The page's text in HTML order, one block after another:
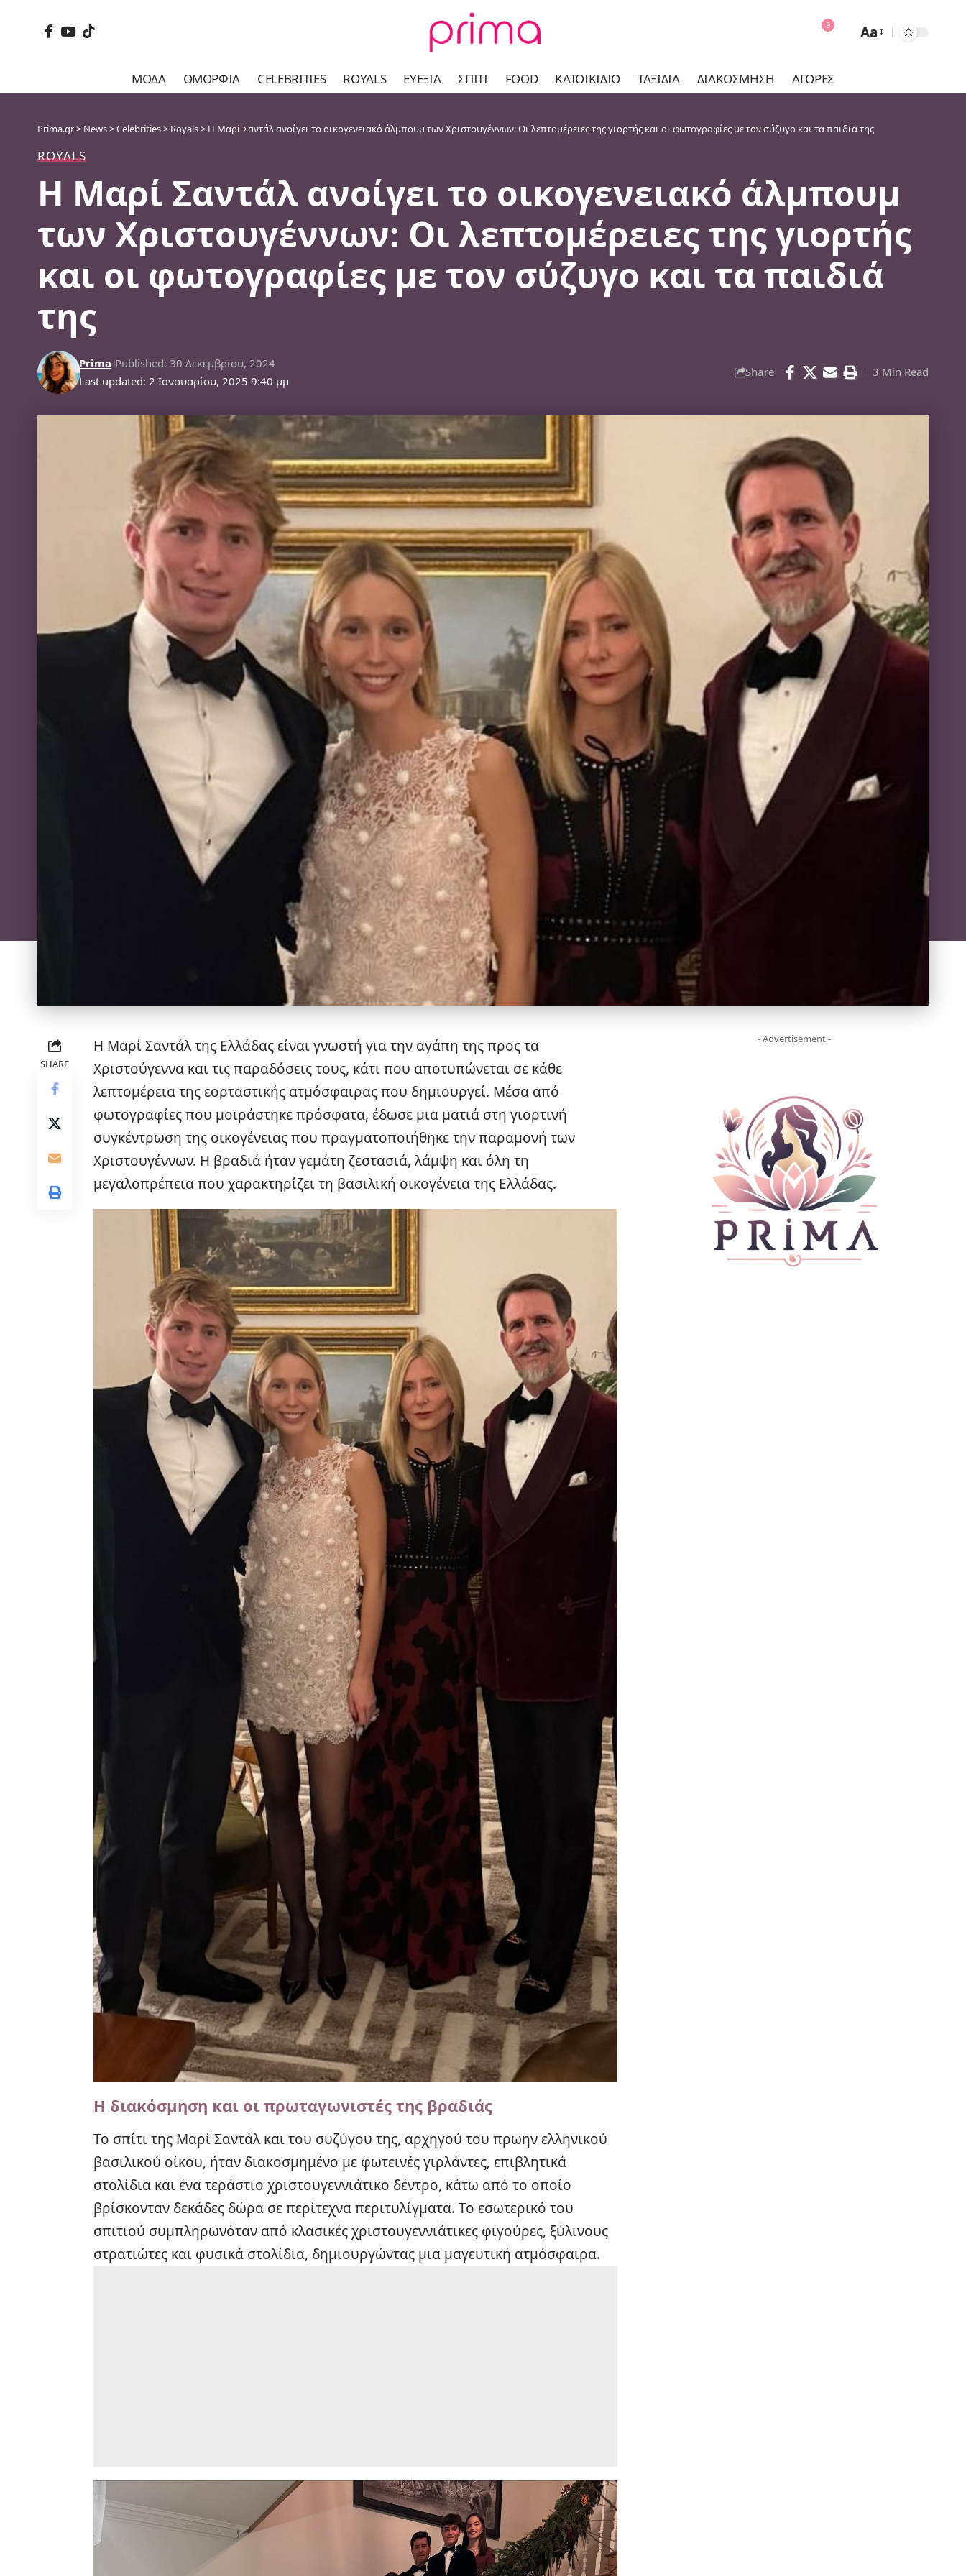
9
Font
Aa
ΜΌΔΑ ΟΜΟΡΦΙΆ CELEBRITIES ROYALS ΕΥΕΞΊΑ ΣΠΊΤΙ FOOD ΚΑΤΟΙΚΊΔΙΟ ΤΑΞΊΔΙΑ ΔΙΑΚΌΣΜΗΣΗ ΑΓΟΡΈΣ
Prima.gr> News>Celebrities> Royals> Η Μαρί Σαντάλ ανοίγει το οικογενειακό άλμπουμ των Χριστουγέννων: Οι λεπτομέρειες της γιορτής και οι φωτογραφίες με τον σύζυγο και τα παιδιά της
ROYALS
Η Μαρί Σαντάλ ανοίγει το οικογενειακό άλμπουμ
των Χριστουγέννων: Οι λεπτομέρειες της γιορτής
και οι φωτογραφίες με τον σύζυγο και τα παιδιά
της
Last updated: 2 Ιανουαρίου, 2025 9:40 μμ
Prima Published: 30 Δεκεμβρίου, 2024
Share 3 Min Read
SHARE
Η Μαρί Σαντάλ της Ελλάδας είναι γνωστή για την αγάπη της προς τα
Χριστούγεννα και τις παραδόσεις τους, κάτι που αποτυπώνεται σε κάθε
λεπτομέρεια της εορταστικής ατμόσφαιρας που δημιουργεί. Μέσα από
φωτογραφίες που μοιράστηκε πρόσφατα, έδωσε μια ματιά στη γιορτινή
συγκέντρωση της οικογένειας που πραγματοποιήθηκε την παραμονή των
Χριστουγέννων. Η βραδιά ήταν γεμάτη ζεστασιά, λάμψη και όλη τη
μεγαλοπρέπεια που χαρακτηρίζει τη βασιλική οικογένεια της Ελλάδας.
Η διακόσμηση και οι πρωταγωνιστές της βραδιάς
Το σπίτι της Μαρί Σαντάλ και του συζύγου της, αρχηγού του πρωην ελληνικού
βασιλικού οίκου, ήταν διακοσμημένο με φωτεινές γιρλάντες, επιβλητικά
στολίδια και ένα τεράστιο χριστουγεννιάτικο δέντρο, κάτω από το οποίο
βρίσκονταν δεκάδες δώρα σε περίτεχνα περιτυλίγματα. Το εσωτερικό του
σπιτιού συμπληρωνόταν από κλασικές χριστουγεννιάτικες φιγούρες, ξύλινους
στρατιώτες και φυσικά στολίδια, δημιουργώντας μια μαγευτική ατμόσφαιρα.
- Advertisement -